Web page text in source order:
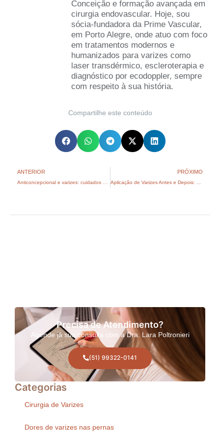
Conceição e formação avançada em
cirurgia endovascular. Hoje, sou
sócia-fundadora da Prime Vascular,
em Porto Alegre, onde atuo com foco
em tratamentos modernos e
humanizados para varizes como
laser transdérmico, escleroterapia e
diagnóstico por ecodoppler, sempre
com respeito à sua história.
Compartilhe este conteúdo
ANTERIOR
Anticoncepcional e varizes: cuidados que você precisa ter
PRÓXIMO
Aplicação de Varizes Antes e Depois: Fotos,Como Fica a Perna
Precisa de Atendimento?
Agende já sua consulta com a Dra. Lara Poltronieri
(51) 99322-0141
Categorias
Cirurgia de Varizes
Dores de varizes nas pernas